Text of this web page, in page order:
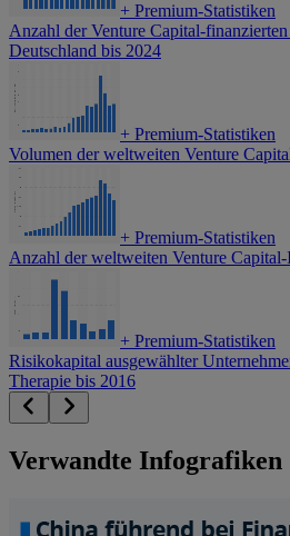
+ Premium-Statistiken
Anzahl der Venture Capital-
Deutschland bis 2024
+ Premium-Statistiken
Volumen der weltweiten Venture
+ Premium-Statistiken
Anzahl der weltweiten Venture
+ Premium-Statistiken
Risikokapital ausgewählter
Therapie bis 2016
Verwandte Infografiken